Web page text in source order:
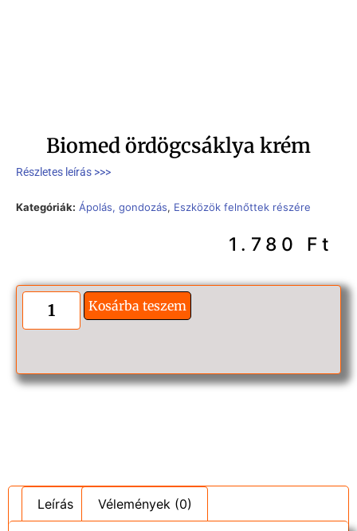
Biomed ördögcsáklya krém
Részletes leírás >>>
Kategóriák: Ápolás, gondozás, Eszközök felnőttek részére
1.780 Ft
Kosárba teszem
Leírás Vélemények (0)